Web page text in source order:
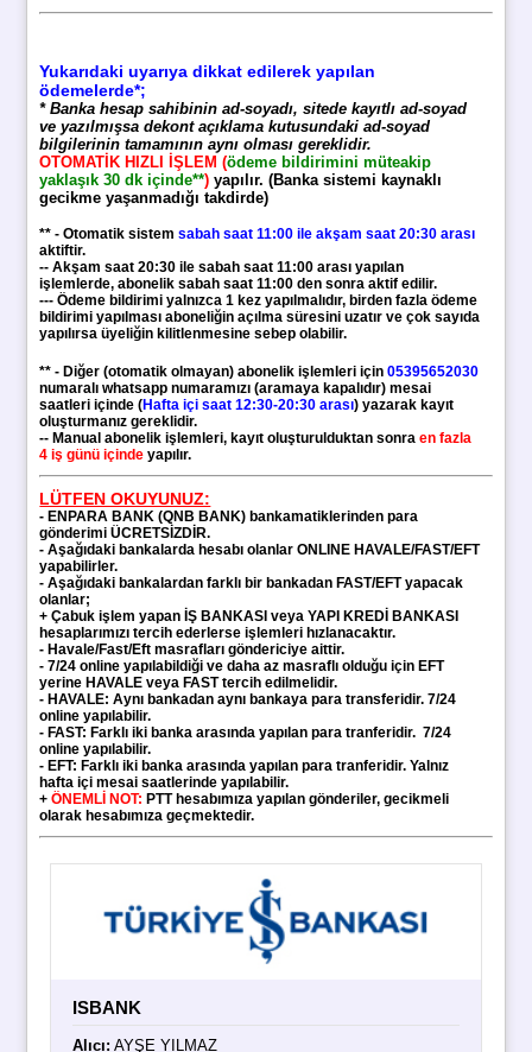
Yukarıdaki uyarıya dikkat edilerek yapılan
ödemelerde*;
* Banka hesap sahibinin ad-soyadı, sitede kayıtlı ad-soyad
ve yazılmışsa dekont açıklama kutusundaki ad-soyad
bilgilerinin tamamının aynı olması gereklidir.
OTOMATİK HIZLI İŞLEM (ödeme bildirimini müteakip
yaklaşık 30 dk içinde**) yapılır. (Banka sistemi kaynaklı
gecikme yaşanmadığı takdirde)
** - Otomatik sistemsabah saat 11:00 ile akşam saat 20:30 arası
aktiftir.
-- Akşam saat 20:30 ile sabah saat 11:00 arası yapılan
işlemlerde, abonelik sabah saat 11:00 den sonra aktif edilir.
--- Ödeme bildirimi yalnızca 1 kez yapılmalıdır, birden fazla ödeme
bildirimi yapılması aboneliğin açılma süresini uzatır ve çok sayıda
yapılırsa üyeliğin kilitlenmesine sebep olabilir.
** - Diğer (otomatik olmayan) abonelik işlemleri için05395652030
numaralı whatsapp numaramızı (aramaya kapalıdır) mesai
saatleri içinde (Hafta içi saat 12:30-20:30 arası) yazarak kayıt
oluşturmanız gereklidir.
-- Manual abonelik işlemleri, kayıt oluşturulduktan sonraen fazla
4 iş günü içinde yapılır.
LÜTFEN OKUYUNUZ:
-ENPARA BANK (QNB BANK) bankamatiklerinden para
gönderimi ÜCRETSİZDİR.
- Aşağıdaki bankalarda hesabı olanlar ONLINE HAVALE/FAST/EFT
yapabilirler.
- Aşağıdaki bankalardan farklı bir bankadan FAST/EFT yapacak
olanlar;
+ Çabuk işlem yapan İŞ BANKASI veya YAPI KREDİ BANKASI
hesaplarımızı tercih ederlerse işlemleri hızlanacaktır.
- Havale/Fast/Eft masrafları göndericiye aittir.
- 7/24 online yapılabildiği ve daha az masraflı olduğu için EFT
yerine HAVALE veya FAST tercih edilmelidir.
- HAVALE: Aynı bankadan aynı bankaya para transferidir. 7/24
online yapılabilir.
- FAST: Farklı iki banka arasında yapılan para tranferidir. 7/24
online yapılabilir.
- EFT: Farklı iki banka arasında yapılan para tranferidir. Yalnız
hafta içi mesai saatlerinde yapılabilir.
+ÖNEMLİ NOT: PTT hesabımıza yapılan gönderiler, gecikmeli
olarak hesabımıza geçmektedir.
ISBANK
Alıcı: AYŞE YILMAZ